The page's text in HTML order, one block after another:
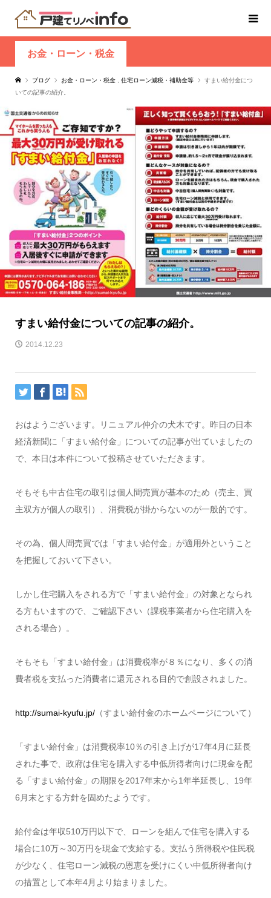
お金・ローン・税金
ブログ お金・ローン・税金 住宅ローン減税・補助金等
すまい給付金につ
いての記事の紹介。
すまい給付金についての記事の紹介。
2014.12.23
おはようございます。リニュアル仲介の犬木です。昨日の日本
経済新聞に「すまい給付金」についての記事が出ていましたの
で、本日は本件について投稿させていただきます。
そもそも中古住宅の取引は個人間売買が基本のため（売主、買
主双方が個人の取引）、消費税が掛からないのが一般的です。
その為、個人間売買では「すまい給付金」が適用外ということ
を把握しておいて下さい。
しかし住宅購入をされる方で「すまい給付金」の対象となられ
る方もいますので、ご確認下さい（課税事業者から住宅購入を
される場合）。
そもそも「すまい給付金」は消費税率が８％になり、多くの消
費者税を支払った消費者に還元される目的で創設されました。
http://sumai-kyufu.jp/（すまい給付金のホームページについて）
「すまい給付金」は消費税率10％の引き上げが17年4月に延長
された事で、政府は住宅を購入する中低所得者向けに現金を配
る「すまい給付金」の期限を2017年末から1年半延長し、19年
6月末とする方針を固めたようです。
給付金は年収510万円以下で、ローンを組んで住宅を購入する
場合に10万～30万円を現金で支給する。支払う所得税や住民税
が少なく、住宅ローン減税の恩恵を受けにくい中低所得者向け
の措置として本年4月より始まりました。